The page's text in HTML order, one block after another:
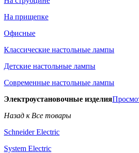
На прищепке
Офисные
Классические настольные лампы
Детские настольные лампы
Современные настольные лампы
Электроустановочные изделия
Назад к Все товары
Schneider Electric
System Electric